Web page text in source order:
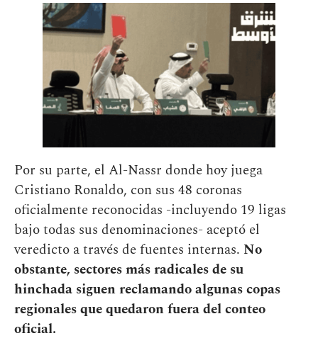
Por su parte, el Al-Nassr donde hoy juega
Cristiano Ronaldo, con sus 48 coronas
oficialmente reconocidas -incluyendo 19 ligas
bajo todas sus denominaciones- aceptó el
veredicto a través de fuentes internas. No
obstante, sectores más radicales de su
hinchada siguen reclamando algunas copas
regionales que quedaron fuera del conteo
oficial.